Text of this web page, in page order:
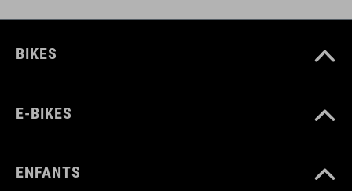
BIKES
E-BIKES
ENFANTS